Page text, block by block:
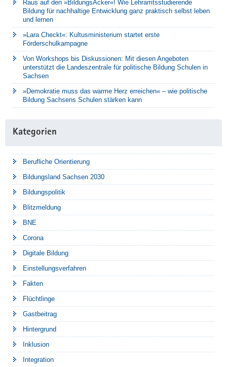
Raus auf den »BildungsAcker«! Wie Lehramtsstudierende
Bildung für nachhaltige Entwicklung ganz praktisch selbst leben
und lernen
»Lara Checkt«: Kultusministerium startet erste
Förderschulkampagne
Von Workshops bis Diskussionen: Mit diesen Angeboten
unterstützt die Landeszentrale für politische Bildung Schulen in
Sachsen
»Demokratie muss das warme Herz erreichen« – wie politische
Bildung Sachsens Schulen stärken kann
Kategorien
Berufliche Orientierung
Bildungsland Sachsen 2030
Bildungspolitik
Blitzmeldung
BNE
Corona
Digitale Bildung
Einstellungsverfahren
Fakten
Flüchtlinge
Gastbeitrag
Hintergrund
Inklusion
Integration